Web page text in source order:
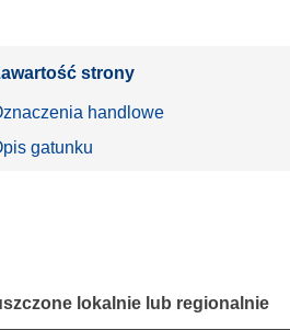
strony
handlowe
gatunku
lokalnie lub regionalnie